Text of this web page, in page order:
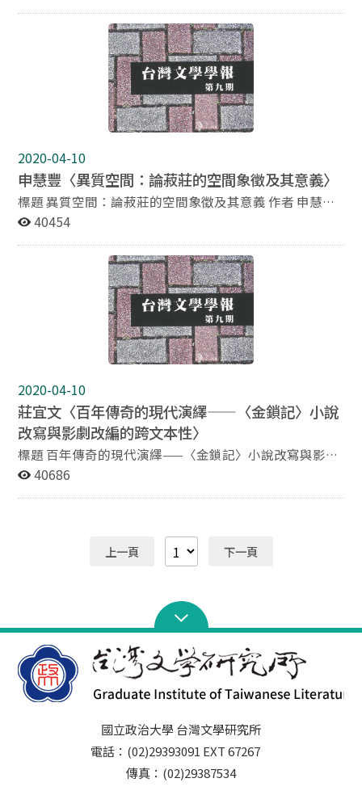
射，是台灣史上不可多得，允文允武之才子。 林占梅是筆
者多年來所關注之研究主題，從民國八十一年的碩士論文
《林占梅先生年譜》，至民國九十二年的博士論文《林占
梅園林生活之研究》，皆以林占梅為研究對象。隨著臺灣
研究風氣之蓬勃發展，林占梅亦廣泛的受到學者之青睞，
學者對從文學、家族史、文化史、音樂、繪畫、建築等各
個角度，展開全方位之研究，而學者們皆以林占梅之詩集
餘草》，因其生前未曾刊刻全集，故後世所流傳者或為手
抄本，或為刊刻不全之選本，據筆者之研究，現存者有
「台灣分館藏抄本」、「《臺灣詩薈》刊本」、「新竹文
獻會刊本」、「李清河所藏抄本」及筆者於民國八十二所
且差異頗大，對於研究之學者而言，實是一大阻礙。在林
占梅之研究已蔚然開展之今日，對其著作《潛園琴餘草》
版本之研究，實乃當務之急。 本文希望透過《潛園琴餘
草》版本考，可以比較各版本之優劣，並可對此詩集之校
對、輯佚多所助益，且對林占梅之事跡多所補充，以釐清
一些問題，可供學者研究之參考。
2020-04-10
申慧豐〈異質空間：論菽莊的空間象徵及其意義〉
標題 異質空間：論菽莊的空間象徵及其意義 作者 申慧豐
國立成功大學台灣文學系博士研究生 摘要 一八九四年內
國有著一定的影響力，作為一個具有代表性的人物，林爾
嘉在中國的文化活動及其呈現出的可能意義，乃是值得關
注的主題。本文從「空間」的角度切入探究林爾嘉所創建
的「菽莊花園」以及「菽莊詩社」所產生的空間象徵與意
義，本文認為內渡中國的林爾嘉儘管逃離了「殖民性」的
歷史困境，卻面對了一個「現代性」的難題，而「菽莊吟
社」及其詩社所標榜的古典主義的實踐，則是吟社內遺老
著「祖國」作為一種救贖的希望，其本質乃是虛幻不實
的，也說明了，自割台的那一刻起，台灣與中國就走向了
40454
2020-04-10
莊宜文〈百年傳奇的現代演繹——〈金鎖記〉小說
改寫與影劇改編的跨文本性〉
標題 百年傳奇的現代演繹——〈金鎖記〉小說改寫與影劇
改編的跨文本性 作者 莊宜文 國立中央大學中國文學系助
奇，在張愛玲筆下獲得永生，後代影劇改編多融會兩部小
說，改編者各依所處的時空背景、對原著的觀點作出不同
喻。大陸連續劇《金鎖記》為迎合商業市場，將原著質變
為類瓊瑤劇，又注入現代西化精神並強化反封建色彩。王
安憶改編話劇強化了原著的批判性，往左翼文藝強烈控訴
的路線偏移。林奕華《兩女性》和劉亮延《曹七巧》兩齣
港、台實驗劇，皆擷取原作部份元素借題發揮、挪用改
裝，以與時代現象連結。國光新編京劇結合傳統與現代，
欲再現張愛玲華麗與蒼涼的精神，無形間也顛覆了傳統京
劇的倫理教化意味。兩岸三地改編者對原著作者和小說的
態度各異，但都賦予更多現代性元素、更具象化的呈現，
40686
上一頁 下一頁
國立政治大學 台灣文學研究所
電話：(02)29393091 EXT 67267
傳真：(02)29387534